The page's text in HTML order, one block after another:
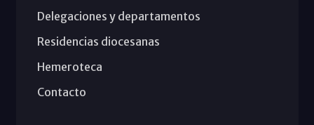
Delegaciones y departamentos
Residencias diocesanas
Hemeroteca
Contacto